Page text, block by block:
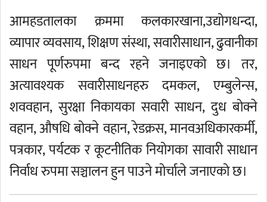
आमहडतालका क्रममा कलकारखाना,उद्योगधन्दा,
व्यापार व्यवसाय, शिक्षण संस्था, सवारीसाधान, ढुवानीका
साधन पूर्णरुपमा बन्द रहने जनाइएको छ। तर,
अत्यावश्यक सवारीसाधनहरु दमकल, एम्बुलेन्स,
शववहान, सुरक्षा निकायका सवारी साधन, दुध बोक्ने
वहान, औषधि बोक्ने वहान, रेडक्रस, मानवअधिकारकर्मी,
पत्रकार, पर्यटक र कूटनीतिक नियोगका सावारी साधान
निर्वाध रुपमा सञ्चालन हुन पाउने मोर्चाले जनाएको छ।